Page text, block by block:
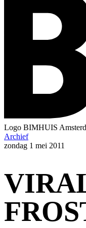
Logo BIMHUIS
Archief
zondag 1 mei 2011